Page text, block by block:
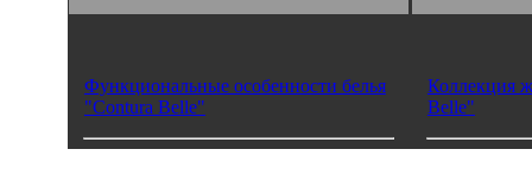
Функциональные особенности белья
"Contura Belle"
Коллекция
Belle"